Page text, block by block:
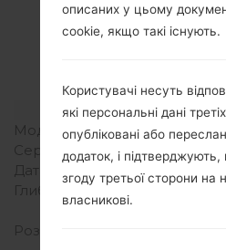
Модель та її
Модель
Серія
Дата випуску
Глибина
Розміри (ширина/висота)
описаних у цьому
cookie, якщо такі існують.
Користувачі несуть
які персональні дані
опубліковані або
додаток, і
згоду третьої сторони на
власникові.